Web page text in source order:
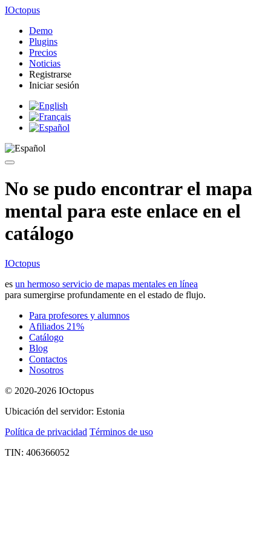
IOctopus
Demo
Plugins
Precios
Noticias
Registrarse
Iniciar sesión
No se pudo encontrar el mapa
mental para este enlace en el
catálogo
IOctopus
es un hermoso servicio de mapas mentales en línea
para sumergirse profundamente en el estado de flujo.
Para profesores y alumnos
Afiliados 21%
Catálogo
Blog
Contactos
Nosotros
© 2020-2026 IOctopus
Ubicación del servidor: Estonia
Política de privacidad Términos de uso
TIN: 406366052